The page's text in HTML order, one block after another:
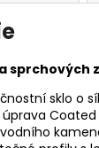
sklo o
Coated